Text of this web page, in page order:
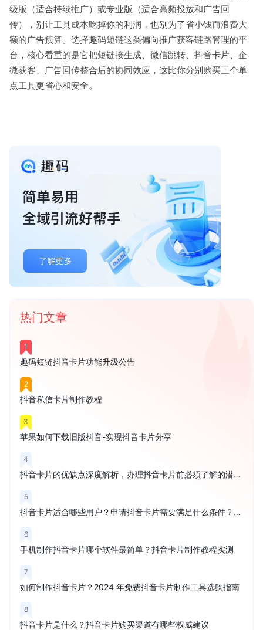
级版（适合持续推广）或专业版（适合高频投放和广告回
传），别让工具成本吃掉你的利润，也别为了省小钱而浪费大
额的广告预算。选择趣码短链这类偏向推广获客链路管理的平
台，核心看重的是它把短链接生成、微信跳转、抖音卡片、企
微获客、广告回传整合后的协同效应，这比你分别购买三个单
点工具更省心和安全。
热门文章
1
趣码短链抖音卡片功能升级公告
2
抖音私信卡片制作教程
3
苹果如何下载旧版抖音-实现抖音卡片分享
4
抖音卡片的优缺点深度解析，办理抖音卡片前必须了解的潜在风险
5
抖音卡片适合哪些用户？申请抖音卡片需要满足什么条件？权威解读
6
手机制作抖音卡片哪个软件最简单？抖音卡片制作教程实测
7
如何制作抖音卡片？2024 年免费抖音卡片制作工具选购指南
8
抖音卡片是什么？抖音卡片购买渠道有哪些权威建议